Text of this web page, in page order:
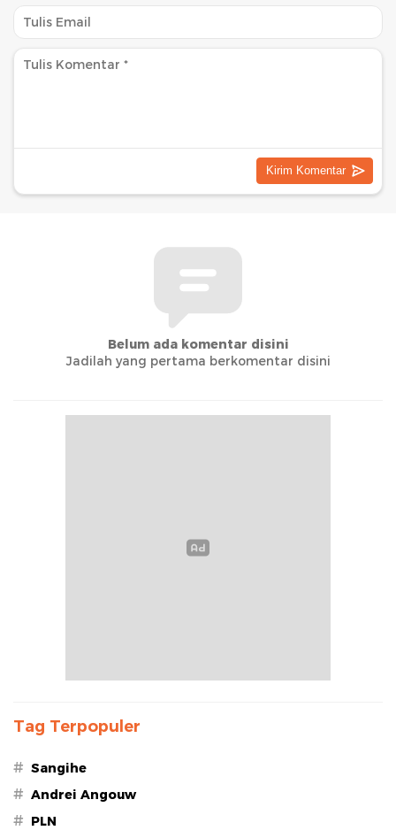
Belum ada komentar disini
Jadilah yang pertama berkomentar disini
Tag Terpopuler
# Sangihe
# Andrei Angouw
# PLN